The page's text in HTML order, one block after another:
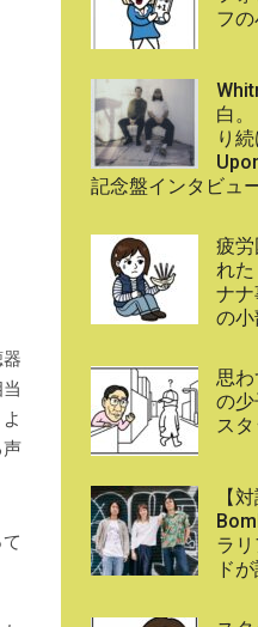
声
フ
白
り
記念盤インタビュ
疲労
れ
ナ
の
思
の
ス
【
ラ
ド